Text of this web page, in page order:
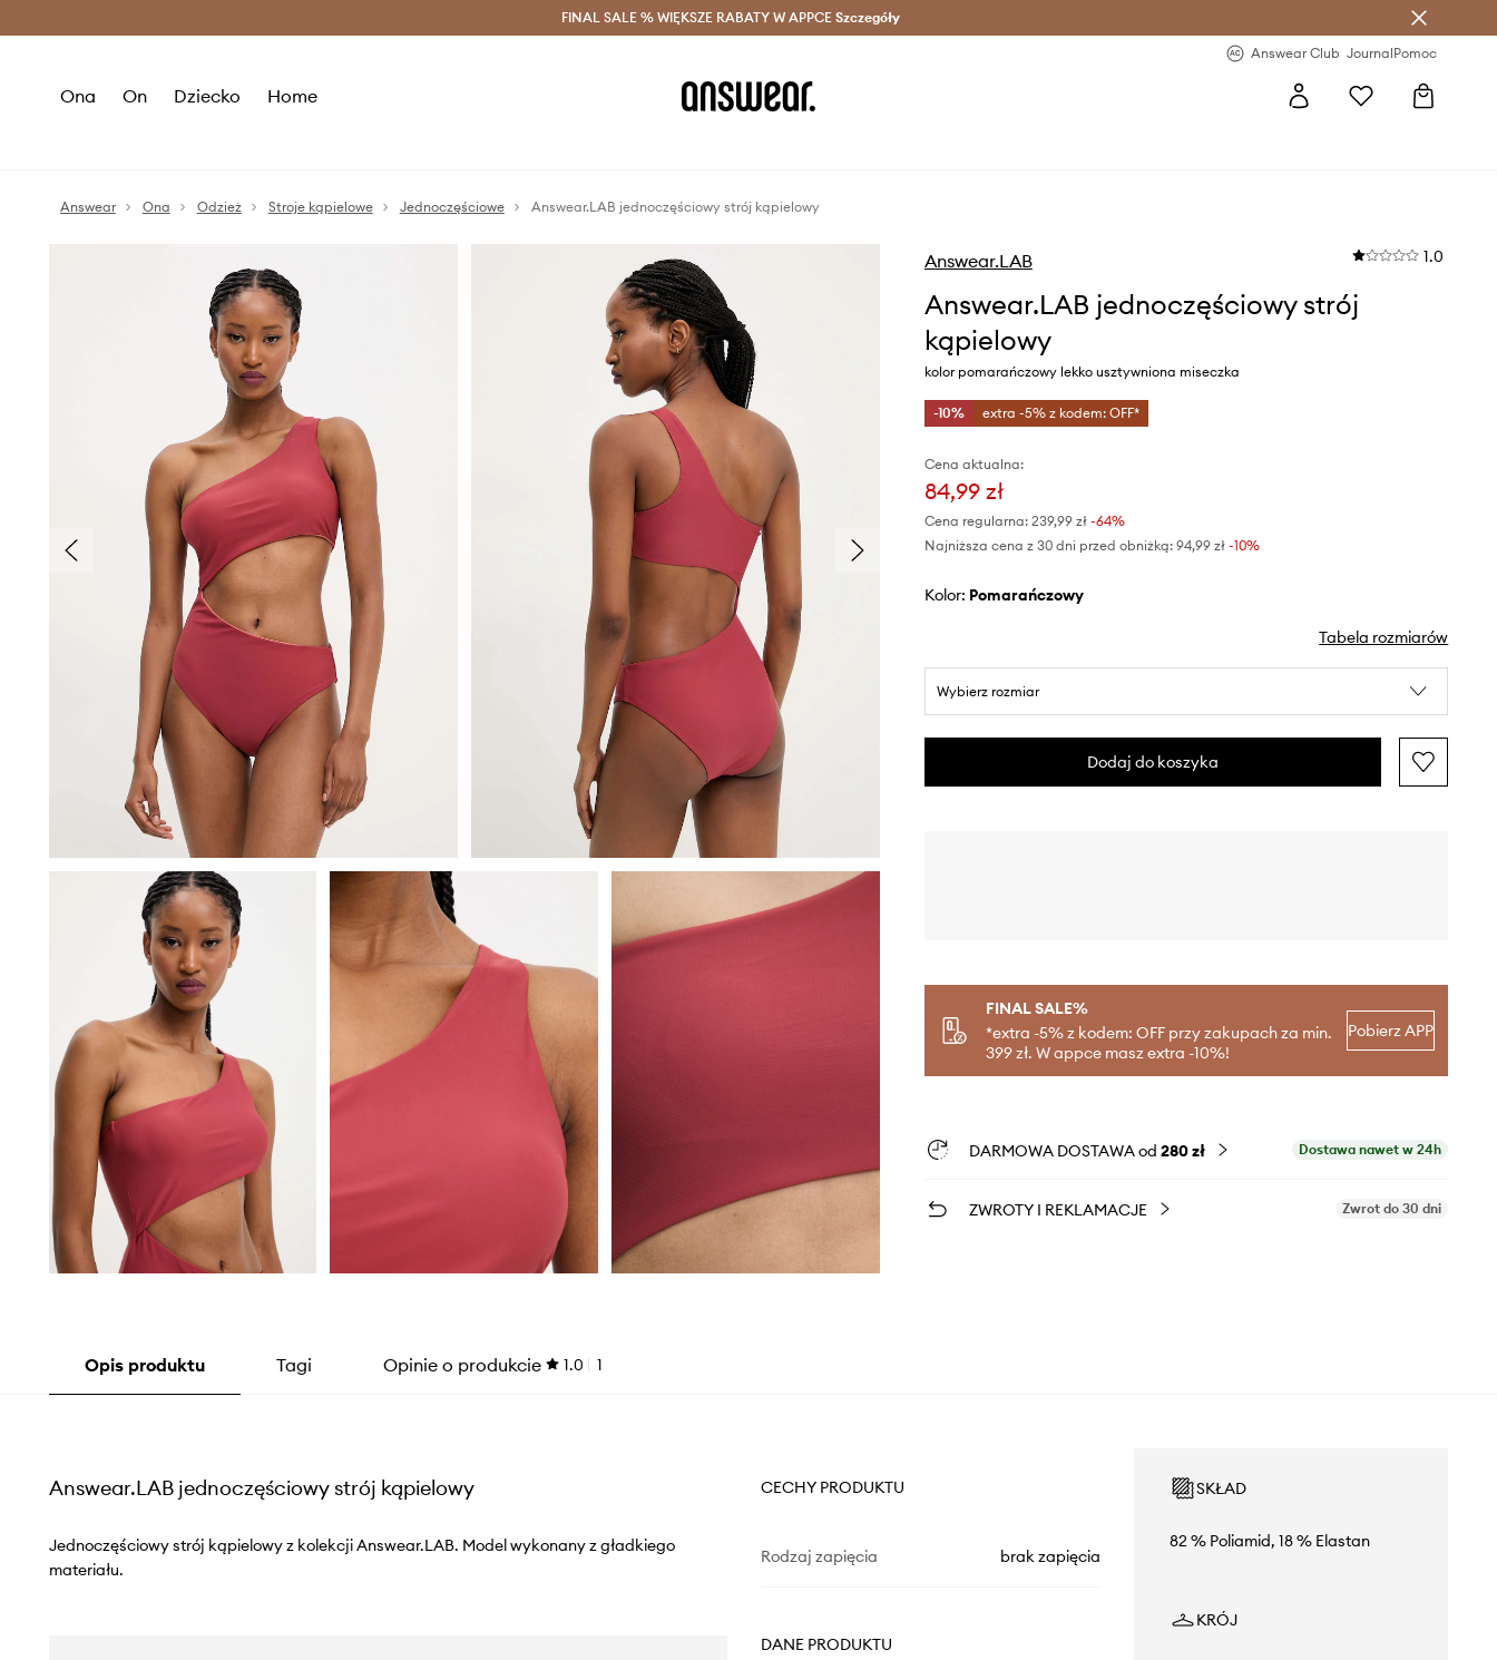
Oszczędzaj z Answear Club > Dostawa nawet w 24h >
FINAL SALE % WIĘKSZE RABATY W APPCE Szczegóły
Answear Club JournalPomoc
Ona On Dziecko Home
Answear Ona Odzież Stroje kąpielowe Jednoczęściowe Answear.LAB jednoczęściowy strój kąpielowy
Answear.LAB 1.0
Answear.LAB jednoczęściowy strój
kąpielowy
kolor pomarańczowy lekko usztywniona miseczka
-10% extra -5% z kodem: OFF*
Cena aktualna:
84,99 zł
Cena regularna: 239,99 zł-64%
Najniższa cena z 30 dni przed obniżką: 94,99 zł -10%
Kolor: pomarańczowy
Tabela rozmiarów
Wybierz rozmiar
Dodaj do koszyka
FINAL SALE%
*extra -5% z kodem: OFF przy zakupach za min.
399 zł. W appce masz extra -10%!
Pobierz APP
DARMOWA DOSTAWA od 280 zł Dostawa nawet w 24h
ZWROTY I REKLAMACJE Zwrot do 30 dni
Opis produktu Tagi Opinie o produkcie 1.0 1
Answear.LAB jednoczęściowy strój kąpielowy
Jednoczęściowy strój kąpielowy z kolekcji Answear.LAB. Model wykonany z gładkiego
materiału.
CECHY PRODUKTU
Rodzaj zapięcia brak zapięcia
DANE PRODUKTU
SKŁAD
82 % Poliamid, 18 % Elastan
KRÓJ